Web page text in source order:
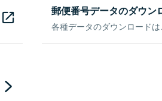
郵便番号データのダウン
各種データのダウンロード